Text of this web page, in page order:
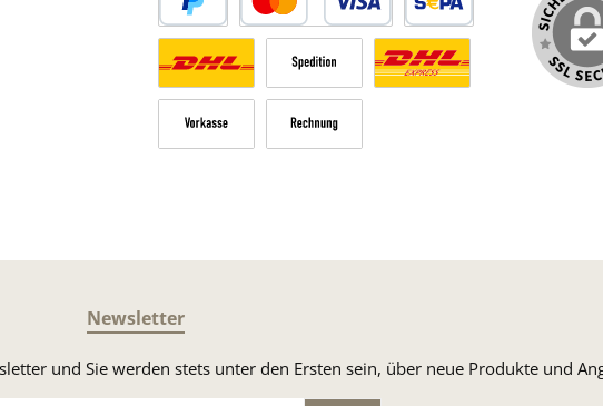
PayPal Kredit- oder DebitkarteSEPA Lastschrift
Versandkosten Deutschland normaler Versand Deutsche
Sperrgut
Newsletter
und Sie werden stets unter den Ersten sein, über neue Produkte und